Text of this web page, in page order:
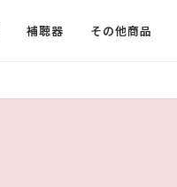
補聴器 その他商品